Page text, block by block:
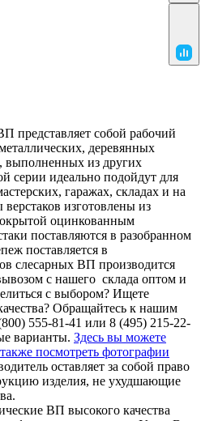
представляет собой рабочий
деревянных
выполненных из других
серии идеально подойдут для
гаражах, складах и на
изготовлены из
оцинкованным
поставляются в разобранном
поставляется в
слесарных ВП производится
с нашего склада оптом и
с выбором? Ищете
Обращайтесь к нашим
555-81-41 или 8 (495) 215-22-
варианты. Здесь вы можете
посмотреть фотографии
оставляет за собой право
изделия, не ухудшающие
ВП высокого качества